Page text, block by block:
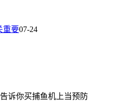
重要07-24
告诉你买捕鱼机上当预防